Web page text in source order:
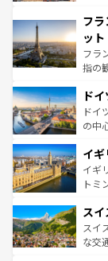
ませ
なお
しい
文化
れる
る。
アー
せる
ンテ
フ
ット
フラ
指の
で、
聖堂
から
いる
香り
らに
れる
を参
ドイ
ドイ
の中
顔を
ルリ
して
は、お
ドイ
イギ
イギ
トミ
リア
ティ
戦な
スイ
スイ
な交